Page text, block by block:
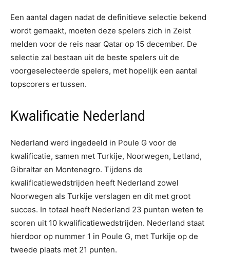
Een aantal dagen nadat de definitieve selectie bekend
wordt gemaakt, moeten deze spelers zich in Zeist
melden voor de reis naar Qatar op 15 december. De
selectie zal bestaan uit de beste spelers uit de
voorgeselecteerde spelers, met hopelijk een aantal
topscorers ertussen.
Kwalificatie Nederland
Nederland werd ingedeeld in Poule G voor de
kwalificatie, samen met Turkije, Noorwegen, Letland,
Gibraltar en Montenegro. Tijdens de
kwalificatiewedstrijden heeft Nederland zowel
Noorwegen als Turkije verslagen en dit met groot
succes. In totaal heeft Nederland 23 punten weten te
scoren uit 10 kwalificatiewedstrijden. Nederland staat
hierdoor op nummer 1 in Poule G, met Turkije op de
tweede plaats met 21 punten.